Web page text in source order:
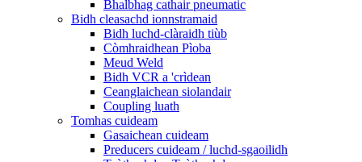
Bhalbhag cathair pneumatic
Bidh cleasachd ionnstramaid
Bidh luchd-clàraidh tiùb
Còmhraidhean Pìoba
Meud Weld
Bidh VCR a 'crìdean
Ceanglaichean siolandair
Coupling luath
Tomhas cuideam
Gasaichean cuideam
Preducers cuideam / luchd-sgaoilidh